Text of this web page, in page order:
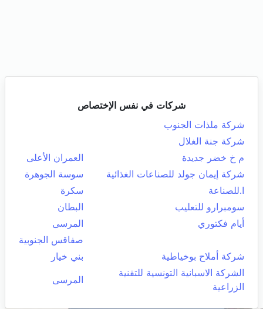
شركات في نفس الإختصاص
شركة ملذات الجنوب
شركة جنة الغلال
م خ خضر جديدة
العمران الأعلى
شركة إيمان جولد للصناعات الغذائية
سوسة الجوهرة
ا.للصناعة
سكرة
سومبرارو للتعليب
البطان
أيام فكتوري
المرسى
صفاقس الجنوبية
شركة أملاح بوخياطية
بني خيار
الشركة الاسبانية التونسية للتقنية
الزراعية
المرسى